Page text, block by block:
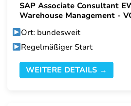
SAP Associate Consultant
Warehouse Management -
Ort: bundesweit
Regelmäßiger Start
WEITERE DETAILS →